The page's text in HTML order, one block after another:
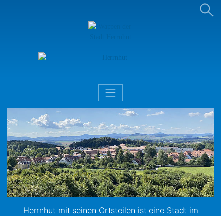
Stadt Herrnhut
Herrnhut mit seinen Ortsteilen ist eine Stadt im